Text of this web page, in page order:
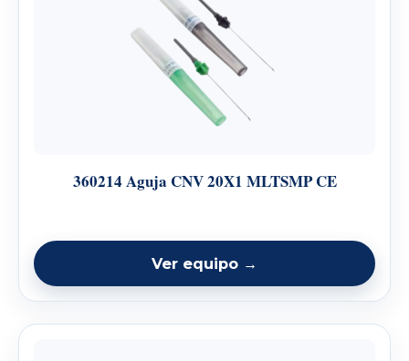
360214 Aguja CNV 20X1 MLTSMP CE
Ver equipo →